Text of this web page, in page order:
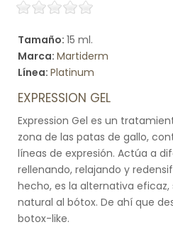
Tamaño: 15 ml.
Marca: Martiderm
Línea: Platinum
EXPRESSION GEL
Expression Gel es un
zona de las patas de gallo,
líneas de expresión. Actúa a
rellenando, relajando y
hecho, es la alternativa
natural al bótox. De ahí que
botox-like.